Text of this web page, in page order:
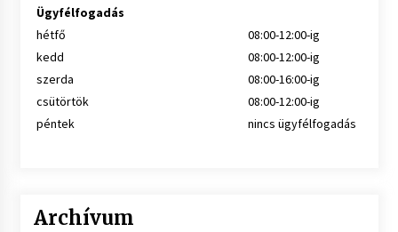
Ügyfélfogadás
hétfő
08:00-12:00-ig
kedd
08:00-12:00-ig
szerda
08:00-16:00-ig
csütörtök
08:00-12:00-ig
péntek
nincs ügyfélfogadás
Archívum